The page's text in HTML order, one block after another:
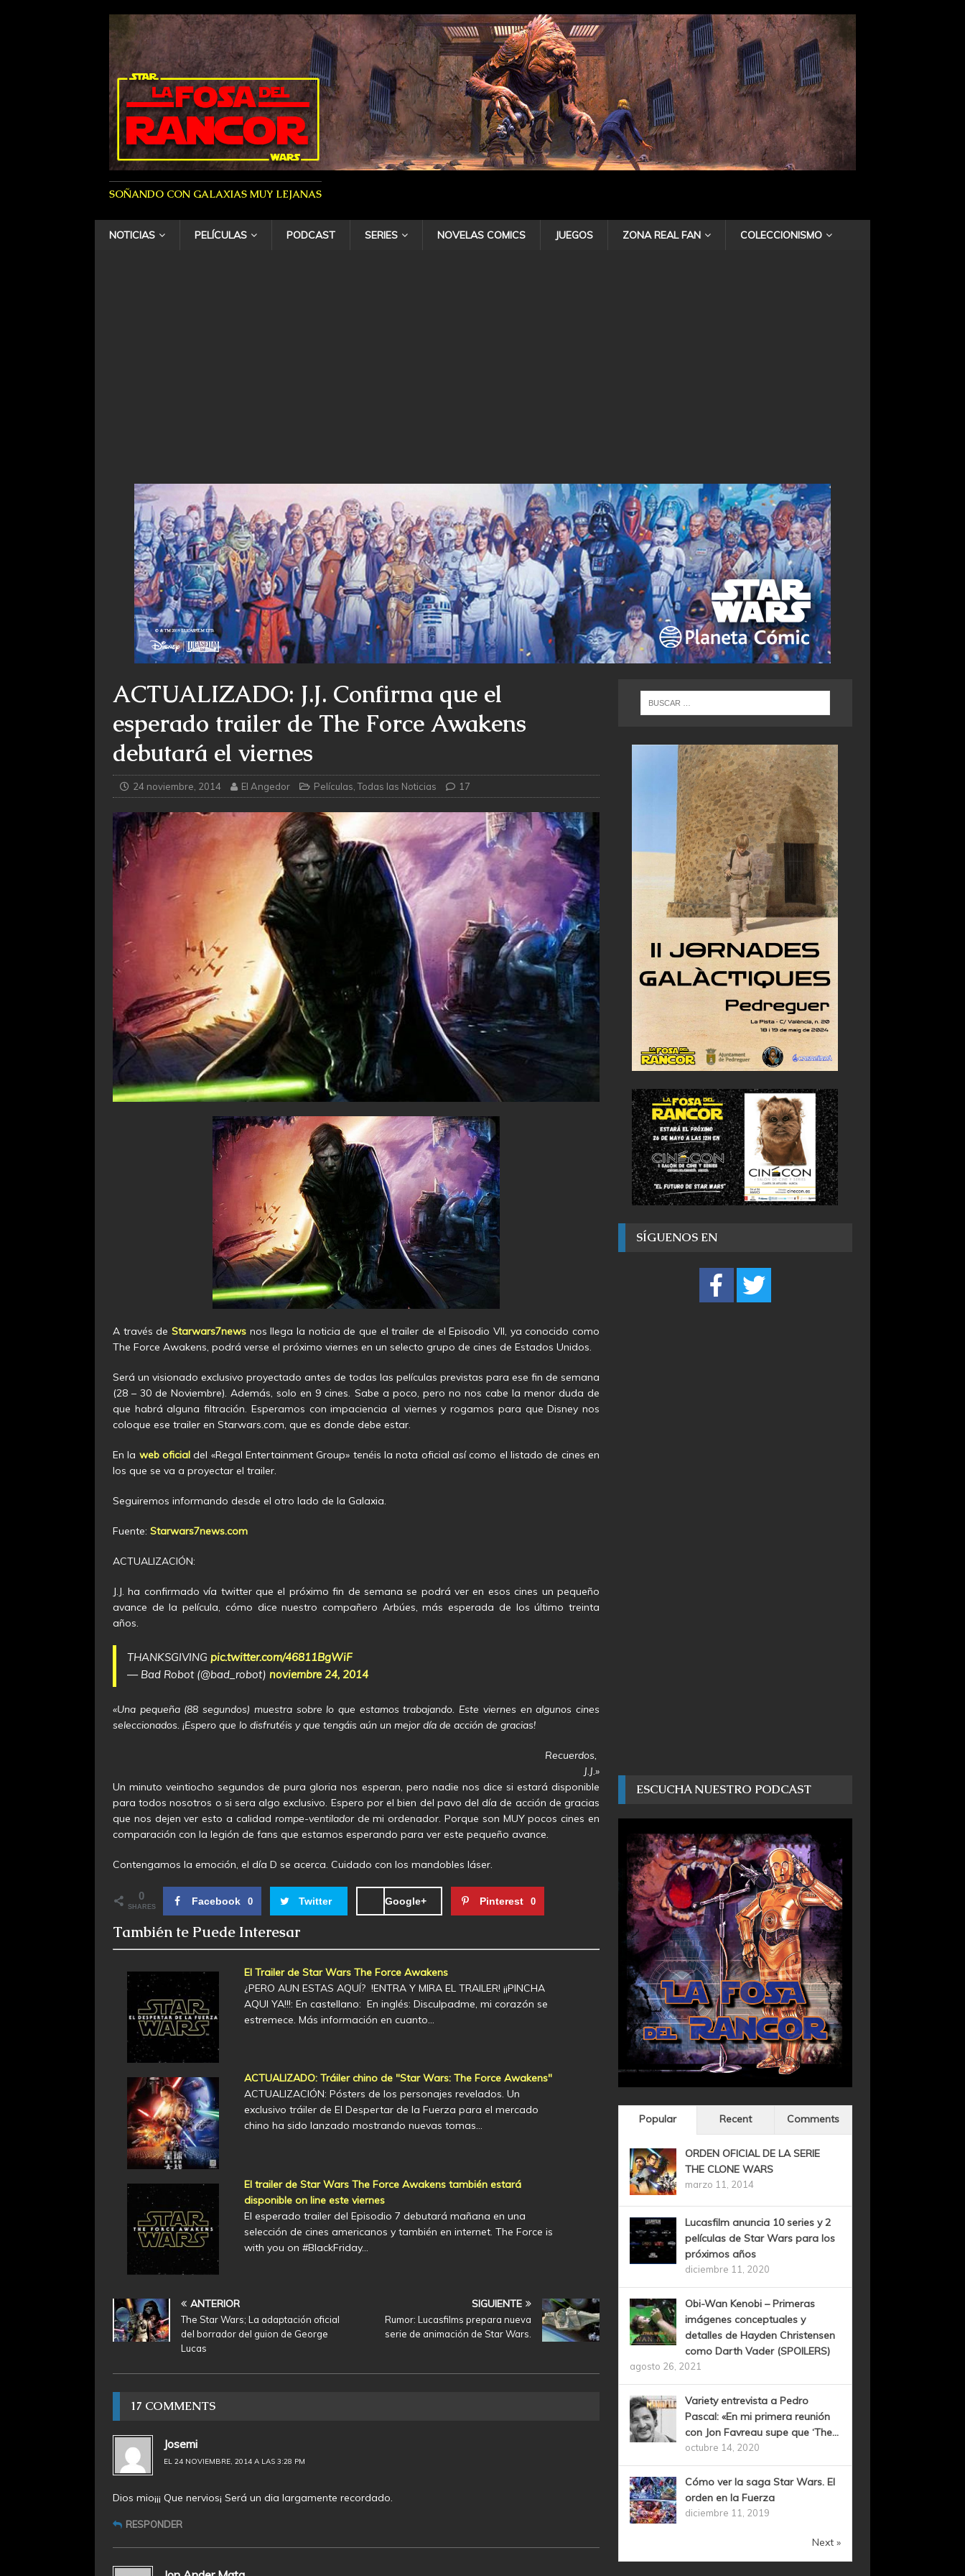
SOÑANDO CON GALAXIAS MUY LEJANAS
NOTICIAS PELÍCULAS PODCAST SERIES NOVELAS COMICS JUEGOS ZONA REAL FAN COLECCIONISMO
ACTUALIZADO: J.J. Confirma que el
esperado trailer de The Force Awakens
debutará el viernes
24 noviembre, 2014 El Angedor Películas ,Todas las Noticias 17
A través deStarwars7news nos llega la noticia de que el trailer de el Episodio VII, ya conocido como
The Force Awakens, podrá verse el próximo viernes en un selecto grupo de cines de Estados Unidos.
Será un visionado exclusivo proyectado antes de todas las películas previstas para ese fin de semana
(28 – 30 de Noviembre). Además, solo en 9 cines. Sabe a poco, pero no nos cabe la menor duda de
que habrá alguna filtración. Esperamos con impaciencia al viernes y rogamos para que Disney nos
coloque ese trailer en Starwars.com, que es donde debe estar.
En la web oficial del «Regal Entertainment Group» tenéis la nota oficial así como el listado de cines en
los que se va a proyectar el trailer.
Seguiremos informando desde el otro lado de la Galaxia.
Fuente: Starwars7news.com
ACTUALIZACIÓN:
J.J. ha confirmado vía twitter que el próximo fin de semana se podrá ver en esos cines un pequeño
avance de la película, cómo dice nuestro compañero Arbúes, más esperada de los último treinta
años.
THANKSGIVING pic.twitter.com/46811BgWiF
— Bad Robot (@bad_robot) noviembre 24, 2014
«Una pequeña (88 segundos) muestra sobre lo que estamos trabajando. Este viernes en algunos cines
seleccionados. ¡Espero que lo disfrutéis y que tengáis aún un mejor día de acción de gracias!
Recuerdos,
J.J.»
Un minuto veintiocho segundos de pura gloria nos esperan, pero nadie nos dice si estará disponible
para todos nosotros o si sera algo exclusivo. Espero por el bien del pavo del día de acción de gracias
que nos dejen ver esto a calidad rompe-ventilador de mi ordenador. Porque son MUY pocos cines en
comparación con la legión de fans que estamos esperando para ver este pequeño avance.
Contengamos la emoción, el día D se acerca. Cuidado con los mandobles láser.
0
SHARES Facebook 0 Twitter Google+ Pinterest 0
También te Puede Interesar
El Trailer de Star Wars The Force Awakens
¿PERO AUN ESTAS AQUÍ? !ENTRA Y MIRA EL TRAILER! ¡¡PINCHA
AQUI YA!!!: En castellano: En inglés: Disculpadme, mi corazón se
estremece. Más información en cuanto…
ACTUALIZADO: Tráiler chino de "Star Wars: The Force Awakens"
ACTUALIZACIÓN: Pósters de los personajes revelados. Un
exclusivo tráiler de El Despertar de la Fuerza para el mercado
chino ha sido lanzado mostrando nuevas tomas…
El trailer de Star Wars The Force Awakens también estará
disponible on line este viernes
El esperado trailer del Episodio 7 debutará mañana en una
selección de cines americanos y también en internet. The Force is
with you on #BlackFriday…
ANTERIOR
The Star Wars; La adaptación oficial
del borrador del guion de George
Lucas
SIGUIENTE
Rumor: Lucasfilms prepara nueva
serie de animación de Star Wars.
17 COMMENTS
Josemi
EL 24 NOVIEMBRE, 2014 A LAS 3:28 PM
Dios mio¡¡¡ Que nervios¡ Será un dia largamente recordado.
RESPONDER
SÍGUENOS EN
ESCUCHA NUESTRO PODCAST
Popular Recent Comments
ORDEN OFICIAL DE LA SERIE
THE CLONE WARS
marzo 11, 2014
Lucasfilm anuncia 10 series y 2
películas de Star Wars para los
próximos años
diciembre 11, 2020
Obi-Wan Kenobi – Primeras
imágenes conceptuales y
detalles de Hayden Christensen
como Darth Vader (SPOILERS)
agosto 26, 2021
Variety entrevista a Pedro
Pascal: «En mi primera reunión
con Jon Favreau supe que ‘The...
octubre 14, 2020
Cómo ver la saga Star Wars. El
orden en la Fuerza
diciembre 11, 2019
Next »